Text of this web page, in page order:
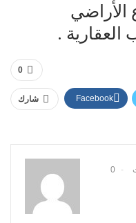
الأراضي
العقارية .
0
شارك Facebook
0